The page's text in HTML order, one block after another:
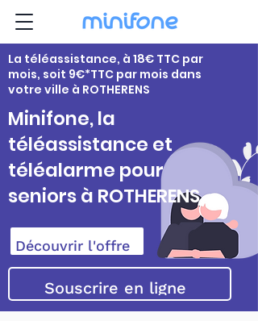
La téléassistance, à 18€ TTC par
mois, soit 9€*TTC par mois dans
votre ville à ROTHERENS
Minifone, la
téléassistance et
téléalarme pour
seniors à ROTHERENS
Découvrir l'offre
Souscrire en ligne